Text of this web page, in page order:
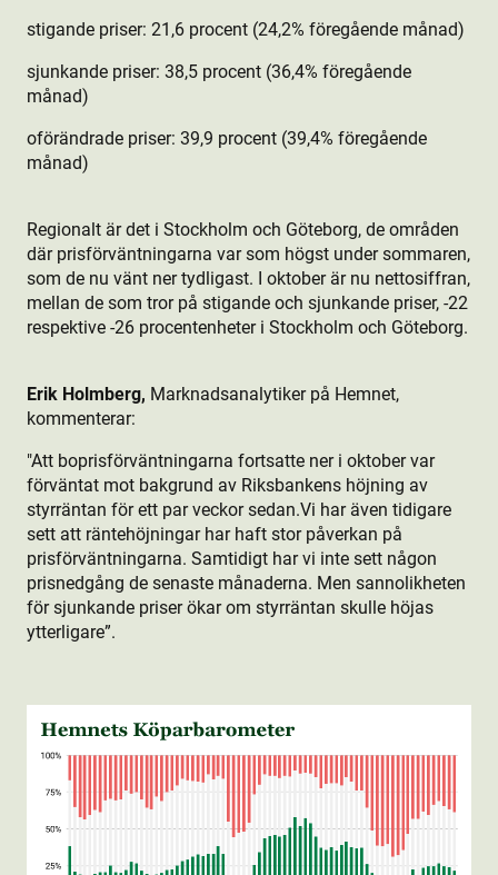
stigande priser: 21,6 procent (24,2% föregående månad)
sjunkande priser: 38,5 procent (36,4% föregående
månad)
oförändrade priser: 39,9 procent (39,4% föregående
månad)
Regionalt är det i Stockholm och Göteborg, de områden
där prisförväntningarna var som högst under sommaren,
som de nu vänt ner tydligast. I oktober är nu nettosiffran,
mellan de som tror på stigande och sjunkande priser, -22
respektive -26 procentenheter i Stockholm och Göteborg.
Erik Holmberg, Marknadsanalytiker på Hemnet,
kommenterar:
"Att boprisförväntningarna fortsatte ner i oktober var
förväntat mot bakgrund av Riksbankens höjning av
styrräntan för ett par veckor sedan.Vi har även tidigare
sett att räntehöjningar har haft stor påverkan på
prisförväntningarna. Samtidigt har vi inte sett någon
prisnedgång de senaste månaderna. Men sannolikheten
för sjunkande priser ökar om styrräntan skulle höjas
ytterligare”.